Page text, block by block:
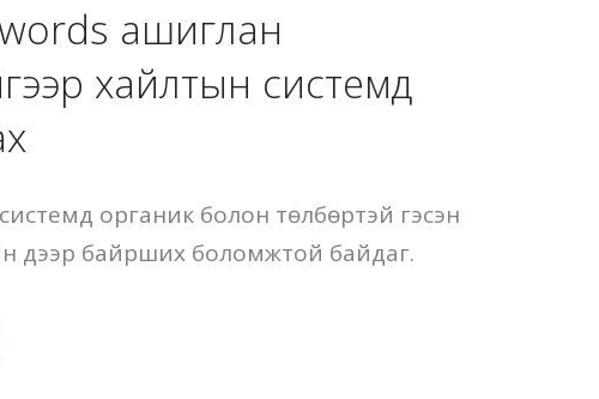
ашиглан
хайлтын системд
органик болон төлбөртэй гэсэн
дээр байрших боломжтой байдаг.